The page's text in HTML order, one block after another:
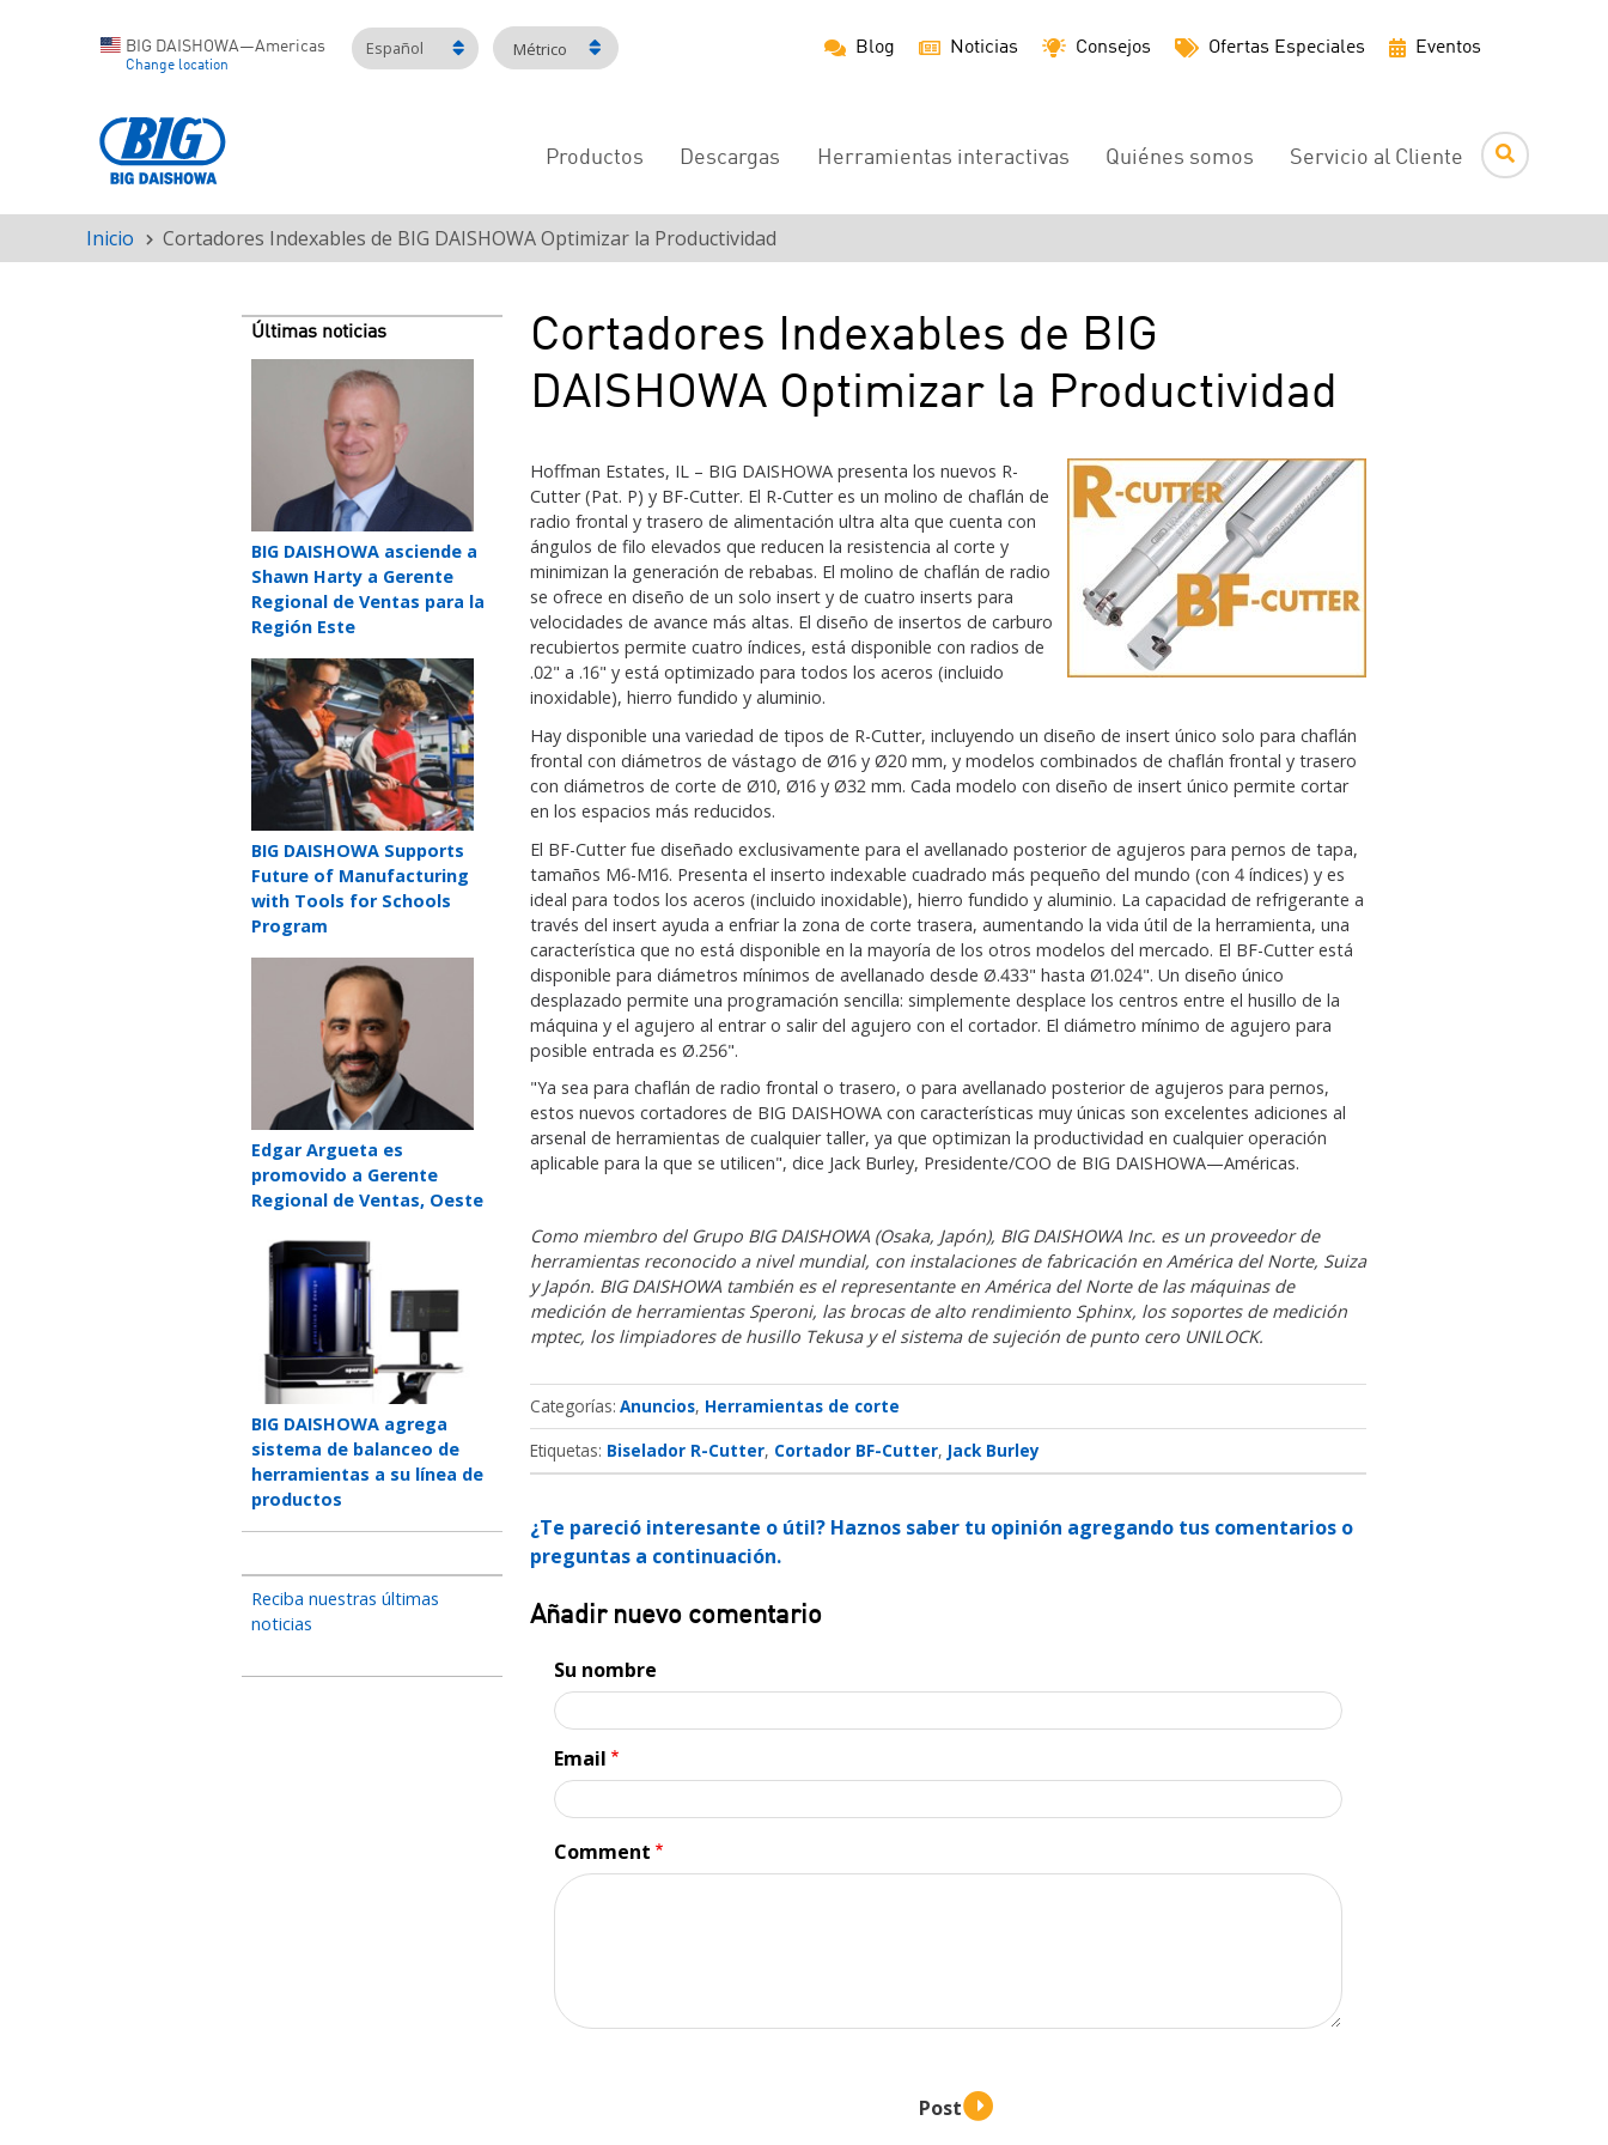
BIG DAISHOWA—Americas
Change location
Español Métrico Blog Noticias Consejos Ofertas Especiales Eventos
Navegación
Productos Descargas Herramientas interactivas Quiénes somos Servicio al Cliente
Ruta
de
Inicio Cortadores Indexables de BIG DAISHOWA Optimizar la Productividad
Últimas noticias
Teaser
title
BIG DAISHOWA asciende a
Shawn Harty a Gerente
Regional de Ventas para la
Región Este
Teaser
image
Teaser
title
BIG DAISHOWA Supports
Future of Manufacturing
with Tools for Schools
Program
Teaser
title
Edgar Argueta es
promovido a Gerente
Regional de Ventas, Oeste
Teaser
image
Teaser
title
BIG DAISHOWA agrega
sistema de balanceo de
herramientas a su línea de
productos
Reciba nuestras últimas
noticias
Cortadores Indexables de BIG
DAISHOWA Optimizar la Productividad
Hoffman Estates, IL – BIG DAISHOWA presenta los nuevos R-
Cutter (Pat. P) y BF-Cutter. El R-Cutter es un molino de chaflán de
radio frontal y trasero de alimentación ultra alta que cuenta con
ángulos de filo elevados que reducen la resistencia al corte y
minimizan la generación de rebabas. El molino de chaflán de radio
se ofrece en diseño de un solo insert y de cuatro inserts para
velocidades de avance más altas. El diseño de insertos de carburo
recubiertos permite cuatro índices, está disponible con radios de
.02" a .16" y está optimizado para todos los aceros (incluido
inoxidable), hierro fundido y aluminio.
Hay disponible una variedad de tipos de R-Cutter, incluyendo un diseño de insert único solo para chaflán
frontal con diámetros de vástago de Ø16 y Ø20 mm, y modelos combinados de chaflán frontal y trasero
con diámetros de corte de Ø10, Ø16 y Ø32 mm. Cada modelo con diseño de insert único permite cortar
en los espacios más reducidos.
El BF-Cutter fue diseñado exclusivamente para el avellanado posterior de agujeros para pernos de tapa,
tamaños M6-M16. Presenta el inserto indexable cuadrado más pequeño del mundo (con 4 índices) y es
ideal para todos los aceros (incluido inoxidable), hierro fundido y aluminio. La capacidad de refrigerante a
través del insert ayuda a enfriar la zona de corte trasera, aumentando la vida útil de la herramienta, una
característica que no está disponible en la mayoría de los otros modelos del mercado. El BF-Cutter está
disponible para diámetros mínimos de avellanado desde Ø.433" hasta Ø1.024". Un diseño único
desplazado permite una programación sencilla: simplemente desplace los centros entre el husillo de la
máquina y el agujero al entrar o salir del agujero con el cortador. El diámetro mínimo de agujero para
posible entrada es Ø.256".
"Ya sea para chaflán de radio frontal o trasero, o para avellanado posterior de agujeros para pernos,
estos nuevos cortadores de BIG DAISHOWA con características muy únicas son excelentes adiciones al
arsenal de herramientas de cualquier taller, ya que optimizan la productividad en cualquier operación
aplicable para la que se utilicen", dice Jack Burley, Presidente/COO de BIG DAISHOWA—Américas.
Como miembro del Grupo BIG DAISHOWA (Osaka, Japón), BIG DAISHOWA Inc. es un proveedor de
herramientas reconocido a nivel mundial, con instalaciones de fabricación en América del Norte, Suiza
y Japón. BIG DAISHOWA también es el representante en América del Norte de las máquinas de
medición de herramientas Speroni, las brocas de alto rendimiento Sphinx, los soportes de medición
mptec, los limpiadores de husillo Tekusa y el sistema de sujeción de punto cero UNILOCK.
Categorías Anuncios Herramientas de corte
Etiquetas: Biselador R-Cutter Cortador BF-Cutter Jack Burley
¿Te pareció interesante o útil? Haznos saber tu opinión agregando tus comentarios o
preguntas a continuación.
Añadir nuevo comentario
Su nombre
Email
Comment